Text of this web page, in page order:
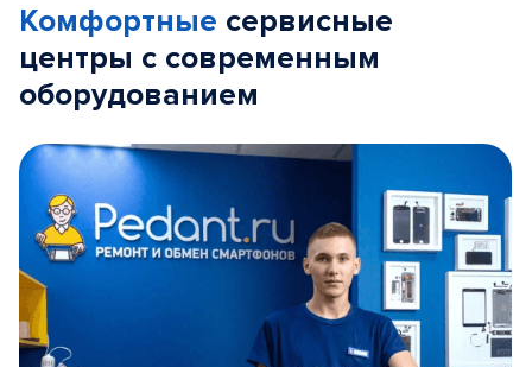
Комфортные сервисные
центры с современным
оборудованием